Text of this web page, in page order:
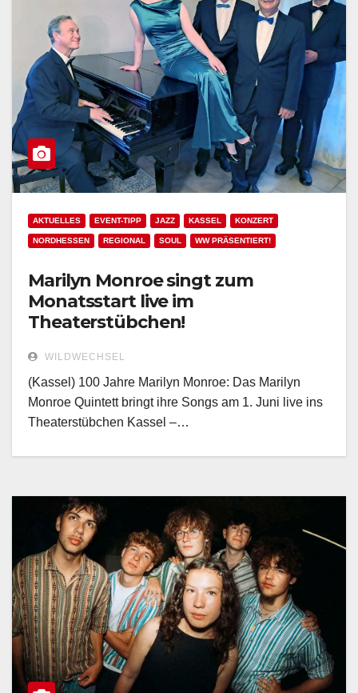
AKTUELLES EVENT-TIPP JAZZ KASSEL KONZERT
NORDHESSEN REGIONAL SOUL WW PRÄSENTIERT!
Marilyn Monroe singt zum
Monatsstart live im
Theaterstübchen!
WILDWECHSEL
(Kassel) 100 Jahre Marilyn Monroe: Das Marilyn
Monroe Quintett bringt ihre Songs am 1. Juni live ins
Theaterstübchen Kassel –…